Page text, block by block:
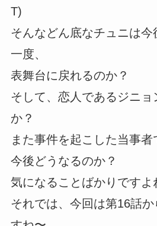
T)
そんなどん底なチュニは今
一度、
表舞台に戻れるのか？
そして、恋人であるジニ
か？
また事件を起こした当事者
今後どうなるのか？
気になることばかりですよ
それでは、今回は第16話か